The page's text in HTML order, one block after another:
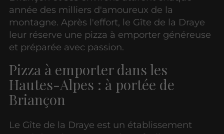
année des milliers d'amoureux de la
montagne. Après l'effort, le Gîte de la Draye
leur réserve une pizza à emporter généreuse
et préparée avec passion.
Pizza à emporter dans les
Hautes-Alpes : à portée de
Briançon
Le Gîte de la Draye est un établissement